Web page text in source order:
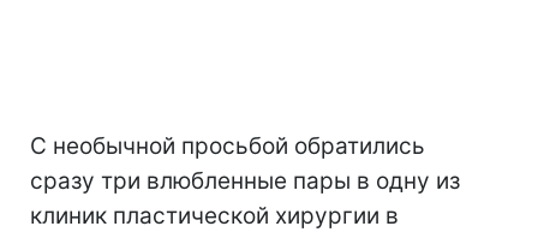
С необычной просьбой обратились
сразу три влюбленные пары в одну из
клиник пластической хирургии в